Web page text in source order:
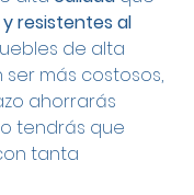
resistentes al
de alta
más costosos,
ahorrarás
tendrás que
tanta